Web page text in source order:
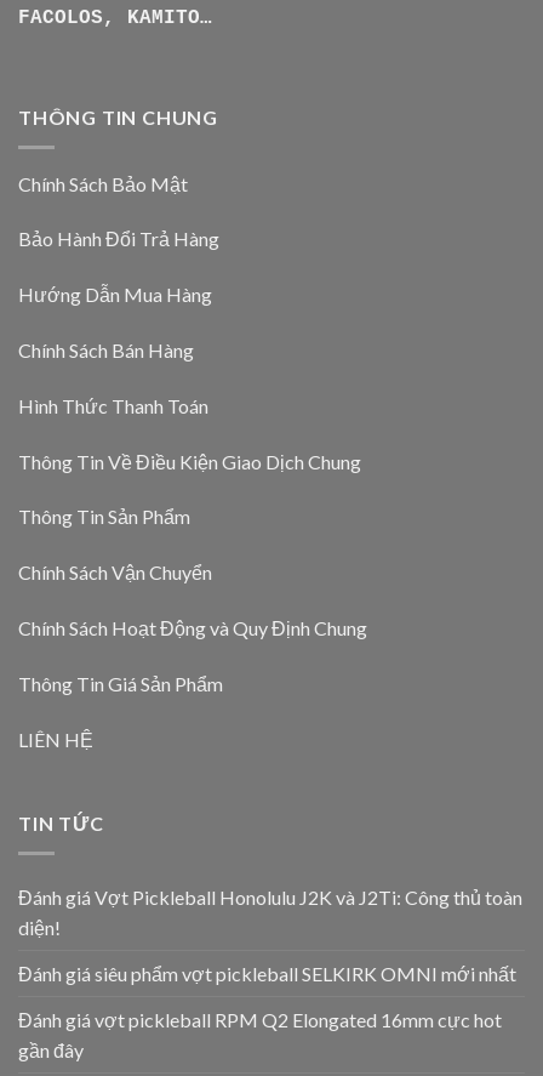
FACOLOS, KAMITO…
THÔNG TIN CHUNG
Chính Sách Bảo Mật
Bảo Hành Đổi Trả Hàng
Hướng Dẫn Mua Hàng
Chính Sách Bán Hàng
Hình Thức Thanh Toán
Thông Tin Về Điều Kiện Giao Dịch Chung
Thông Tin Sản Phẩm
Chính Sách Vận Chuyển
Chính Sách Hoạt Động và Quy Định Chung
Thông Tin Giá Sản Phẩm
LIÊN HỆ
TIN TỨC
Đánh giá Vợt Pickleball Honolulu J2K và J2Ti: Công thủ toàn
diện!
Đánh giá siêu phẩm vợt pickleball SELKIRK OMNI mới nhất
Đánh giá vợt pickleball RPM Q2 Elongated 16mm cực hot
gần đây